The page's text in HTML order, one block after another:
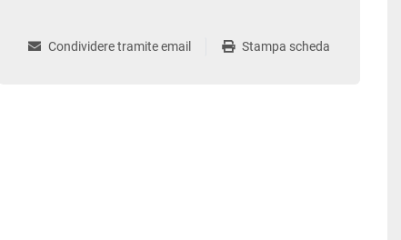
Condividere tramite email Stampa scheda